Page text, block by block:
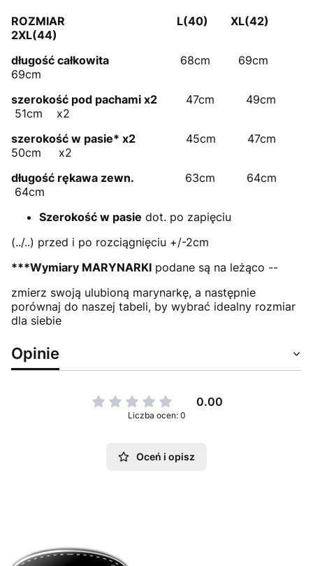
ROZMIAR L(40) XL(42)
2XL(44)
długość całkowita
68cm 69cm
69cm
szerokość pod pachami x2
47cm 49cm
51cm x2
szerokość w pasie* x2 45cm 47cm
50cm x2
długość rękawa zewn.
63cm 64cm
64cm
Szerokość w pasie dot. po zapięciu
(../..) przed i po rozciągnięciu +/-2cm
***Wymiary MARYNARKI podane są na leżąco --
zmierz swoją ulubioną marynarkę, a następnie
porównaj do naszej tabeli, by wybrać idealny rozmiar
dla siebie
Opinie
0.00
Liczba ocen: 0
Oceń i opisz